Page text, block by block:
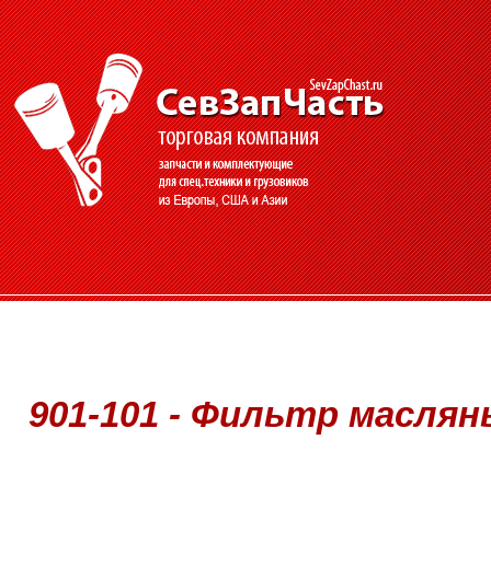
901-101 - Фильтр